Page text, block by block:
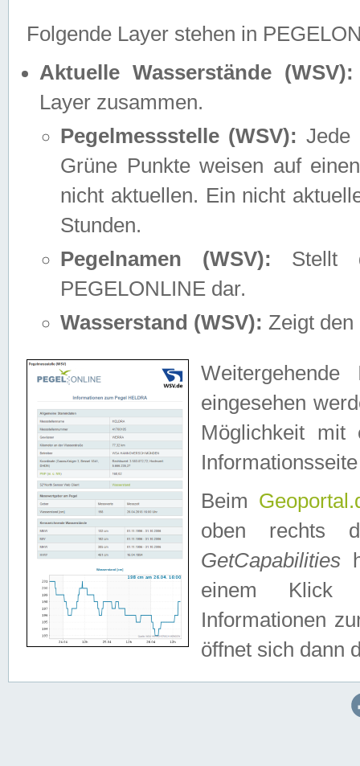
Folgende Layer stehen in
Aktuelle Wasserstände (WSV):
Layer zusammen.
Pegelmessstelle (WSV): Jede
Grüne Punkte weisen auf
nicht aktuellen. Ein nicht
Stunden.
Pegelnamen (WSV): Stellt
PEGELONLINE dar.
Wasserstand (WSV): Zeigt den
eingesehen
Möglichkeit mit
Beim
oben rechts
GetCapabilities
einem Klick
Informationen
öffnet sich dann